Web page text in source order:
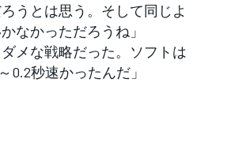
うとは思う。そして同じよ
なかっただろうね」
メな戦略だった。ソフトは
0.2秒速かったんだ」